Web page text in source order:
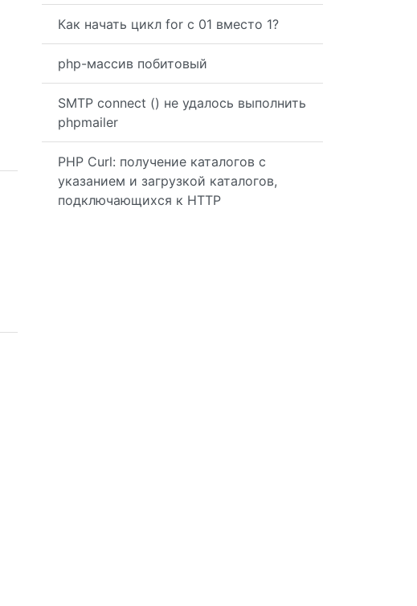
Как начать цикл for с 01 вместо 1?
php-массив побитовый
SMTP connect () не удалось выполнить
phpmailer
PHP Curl: получение каталогов с
указанием и загрузкой каталогов,
подключающихся к HTTP